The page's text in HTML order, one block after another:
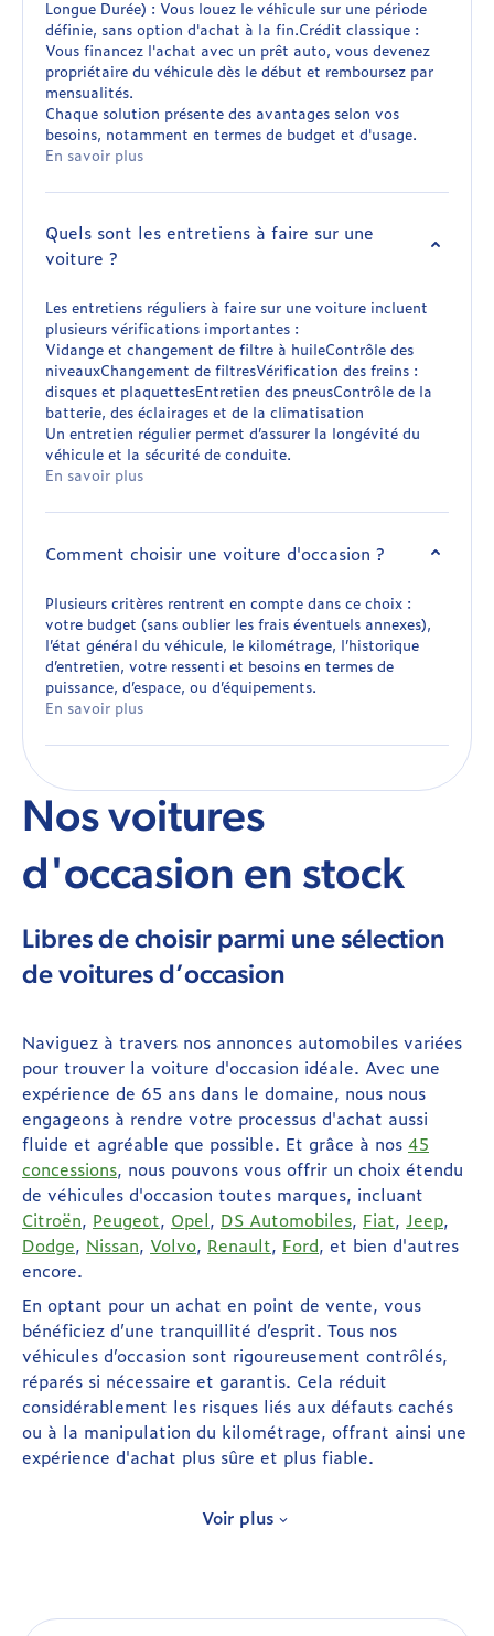
Longue Durée) : Vous louez le véhicule sur une période
définie, sans option d'achat à la fin.Crédit classique :
Vous financez l'achat avec un prêt auto, vous devenez
propriétaire du véhicule dès le début et remboursez par
mensualités.
Chaque solution présente des avantages selon vos
besoins, notamment en termes de budget et d'usage.
En savoir plus
Quels sont les entretiens à faire sur une
voiture ?
Les entretiens réguliers à faire sur une voiture incluent
plusieurs vérifications importantes :
Vidange et changement de filtre à huileContrôle des
niveauxChangement de filtresVérification des freins :
disques et plaquettesEntretien des pneusContrôle de la
batterie, des éclairages et de la climatisation
Un entretien régulier permet d’assurer la longévité du
véhicule et la sécurité de conduite.
En savoir plus
Comment choisir une voiture d'occasion ?
Plusieurs critères rentrent en compte dans ce choix :
votre budget (sans oublier les frais éventuels annexes),
l’état général du véhicule, le kilométrage, l’historique
d’entretien, votre ressenti et besoins en termes de
puissance, d’espace, ou d’équipements.
En savoir plus
Nos voitures
d'occasion en stock
Libres de choisir parmi une sélection
de voitures d’occasion
Naviguez à travers nos annonces automobiles variées
pour trouver la voiture d'occasion idéale. Avec une
expérience de 65 ans dans le domaine, nous nous
engageons à rendre votre processus d'achat aussi
fluide et agréable que possible. Et grâce à nos 45
concessions, nous pouvons vous offrir un choix étendu
de véhicules d'occasion toutes marques, incluant
Citroën, Peugeot, Opel, DS Automobiles, Fiat, Jeep,
Dodge, Nissan, Volvo, Renault, Ford, et bien d'autres
encore.
En optant pour un achat en point de vente, vous
bénéficiez d’une tranquillité d’esprit. Tous nos
véhicules d’occasion sont rigoureusement contrôlés,
réparés si nécessaire et garantis. Cela réduit
considérablement les risques liés aux défauts cachés
ou à la manipulation du kilométrage, offrant ainsi une
expérience d'achat plus sûre et plus fiable.
Libres d’acheter LA voiture d’occasion
Voir plus